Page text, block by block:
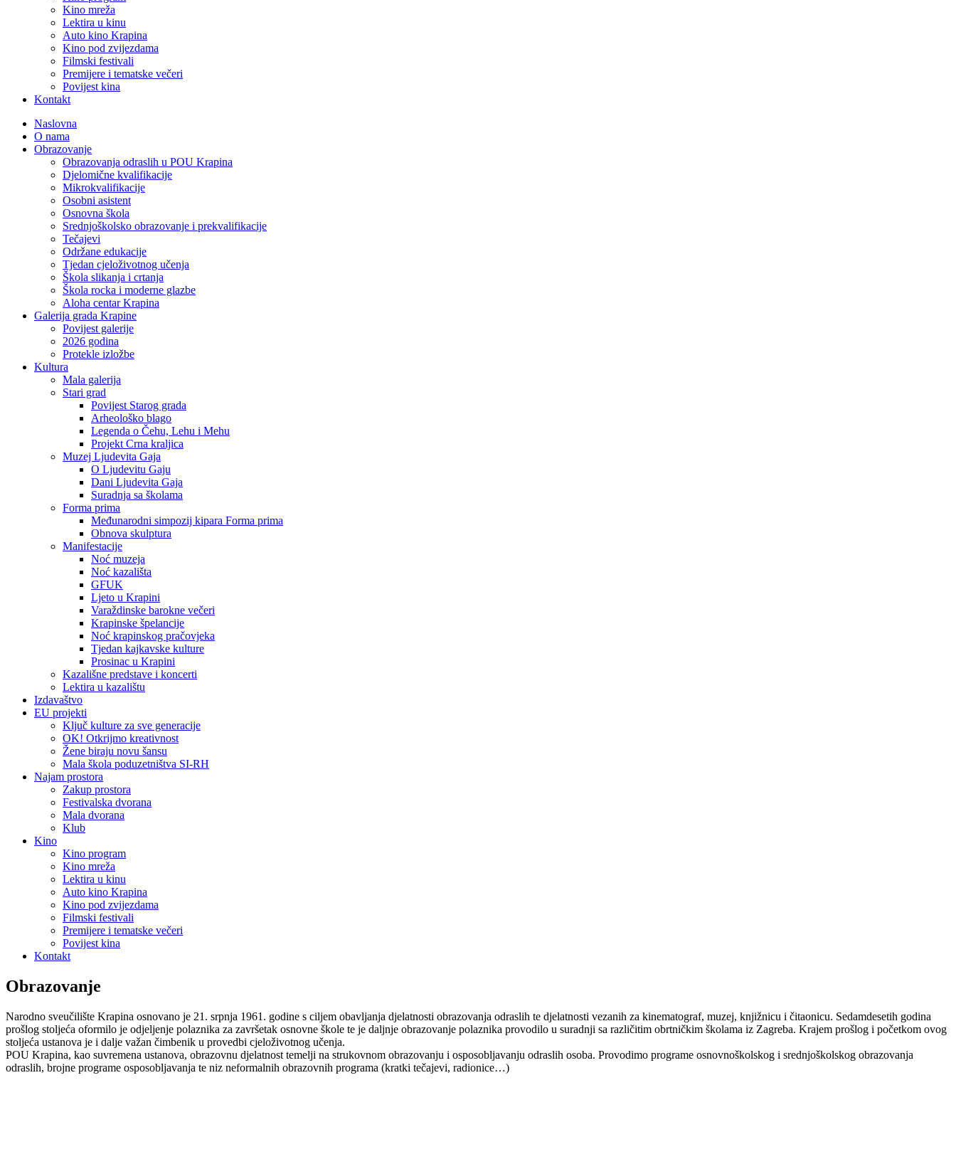
Kino mreža
Lektira u kinu
Auto kino Krapina
Kino pod zvijezdama
Filmski festivali
Premijere i tematske večeri
Povijest kina
Kontakt
Naslovna
O nama
Obrazovanje
Obrazovanja odraslih u POU Krapina
Djelomične kvalifikacije
Mikrokvalifikacije
Osobni asistent
Osnovna škola
Srednjoškolsko obrazovanje i prekvalifikacije
Tečajevi
Održane edukacije
Tjedan cjeloživotnog učenja
Škola slikanja i crtanja
Škola rocka i moderne glazbe
Aloha centar Krapina
Galerija grada Krapine
Povijest galerije
2026 godina
Protekle izložbe
Kultura
Mala galerija
Stari grad
Povijest Starog grada
Arheološko blago
Legenda o Čehu, Lehu i Mehu
Projekt Crna kraljica
Muzej Ljudevita Gaja
O Ljudevitu Gaju
Dani Ljudevita Gaja
Suradnja sa školama
Forma prima
Međunarodni simpozij kipara Forma prima
Obnova skulptura
Manifestacije
Noć muzeja
Noć kazališta
GFUK
Ljeto u Krapini
Varaždinske barokne večeri
Krapinske špelancije
Noć krapinskog pračovjeka
Tjedan kajkavske kulture
Prosinac u Krapini
Kazališne predstave i koncerti
Lektira u kazalištu
Izdavaštvo
EU projekti
Ključ kulture za sve generacije
OK! Otkrijmo kreativnost
Žene biraju novu šansu
Mala škola poduzetništva SI-RH
Najam prostora
Zakup prostora
Festivalska dvorana
Mala dvorana
Klub
Kino
Kino program
Kino mreža
Lektira u kinu
Auto kino Krapina
Kino pod zvijezdama
Filmski festivali
Premijere i tematske večeri
Povijest kina
Kontakt
Obrazovanje
Narodno sveučilište Krapina osnovano je 21. srpnja 1961. godine s ciljem obavljanja djelatnosti obrazovanja odraslih te djelatnosti vezanih za kinematograf, muzej, knjižnicu i čitaonicu. Sedamdesetih godina
prošlog stoljeća oformilo je odjeljenje polaznika za završetak osnovne škole te je daljnje obrazovanje polaznika provodilo u suradnji sa različitim obrtničkim školama iz Zagreba. Krajem prošlog i početkom ovog
stoljeća ustanova je i dalje važan čimbenik u provedbi cjeloživotnog učenja.
POU Krapina, kao suvremena ustanova, obrazovnu djelatnost temelji na strukovnom obrazovanju i osposobljavanju odraslih osoba. Provodimo programe osnovnoškolskog i srednjoškolskog obrazovanja
odraslih, brojne programe osposobljavanja te niz neformalnih obrazovnih programa (kratki tečajevi, radionice…)